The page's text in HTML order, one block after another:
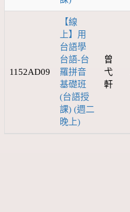
1152AD09
【線
上】用
台語學
台語-台
羅拼音
基礎班
(台語授
課) (週二
晚上)
曾
弋
軒